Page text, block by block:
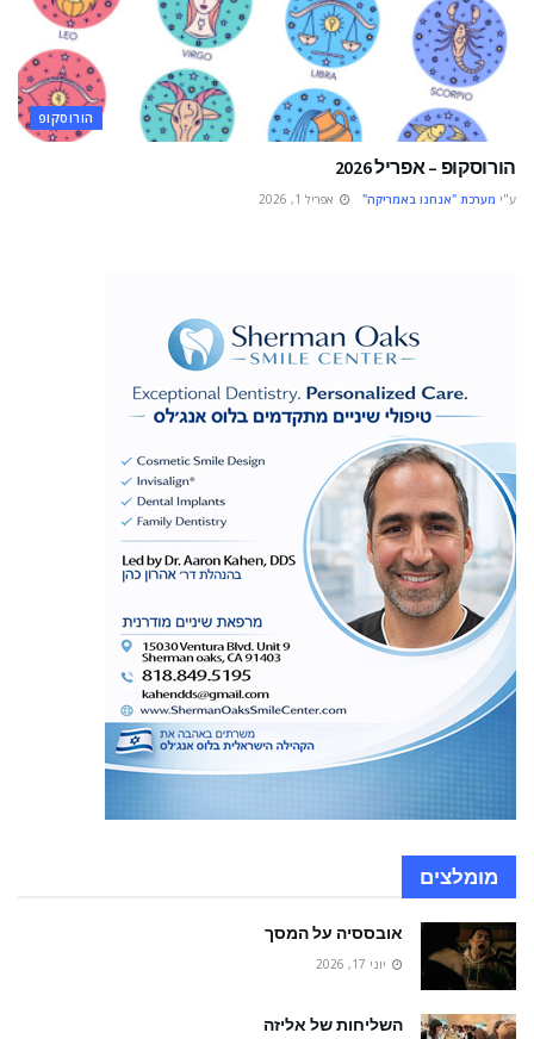
הורוסקופ
הורוסקופ – אפריל 2026
ע"י מערכת "אנחנו באמריקה" אפריל 1, 2026
מומלצים
אובססיה על המסך
יוני 17, 2026
השליחות של אליזה